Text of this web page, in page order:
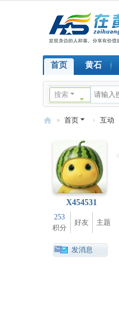
首页 黄石
搜索
» 首页 › 互动
X454531
253
积分
好友 主题
发消息